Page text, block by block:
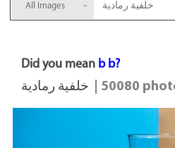
All Images
Did you mean b b?
خلفية رمادية
| 50080